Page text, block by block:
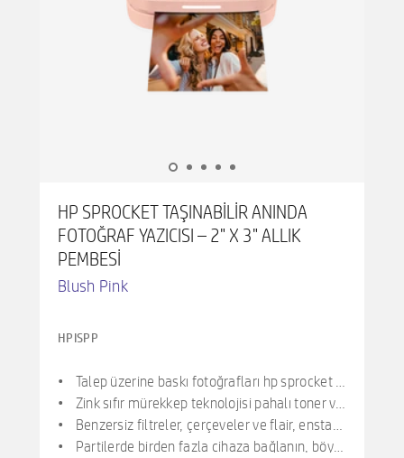
HP SPROCKET TAŞINABILIR ANINDA
FOTOĞRAF YAZICISI – 2" X 3" ALLIK
PEMBESI
Blush Pink
HPISPP
Talep üzerine baskı fotoğrafları hp sprocket 2nd edition yazıcı, akıllı telefonunuzdan veya sosyal medyadan 2 ”x 3” fotoğraf yazdırır. Ios 10 artı ve android 5 artı, bluetooth 5.2 için
Zink sıfır mürekkep teknolojisi pahalı toner veya şerit değiştirmeleri yok. Parlak yapışkan arka fotoğraf kağıdı suya, lekelere ve gözyaşlarına karşı inanılmaz direnç için içine gömülü renklere sahiptir
Benzersiz filtreler, çerçeveler ve flair, enstantlarınızı ücretsiz hp uygulamasında serin düzenleme araçlarıyla özelleştirin. Çıkartmalar, sınırlar ve emojiler uygulayın, albümleri paylaşın.
Partilerde birden fazla cihaza bağlanın, böylece arkadaşlar anında paylaşılabilir fotoğraflar basabilir-aynı zamanda. Kişiselleştirilmiş led ışığı kimin baskı yaptığını bilmenizi sağlar